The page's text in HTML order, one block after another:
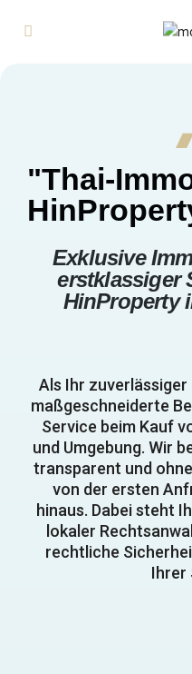
"Thai-
Exklusive
erstklassiger
HinProperty
Als Ihr
maßgeschneiderte
Service beim Kauf
und Umgebung. Wir
transparent und
von der ersten
hinaus. Dabei steht
lokaler
rechtliche
Ihrer